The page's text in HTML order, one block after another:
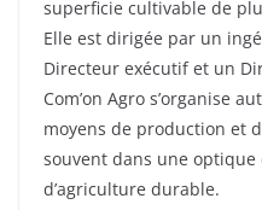
superficie cultivable de
Elle est dirigée par un
Directeur exécutif et un
Com’on Agro s’organise
moyens de production et
souvent dans une
d’agriculture durable.